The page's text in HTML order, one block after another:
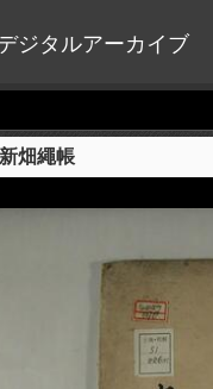
ジタルアーカイブ
畑繩帳